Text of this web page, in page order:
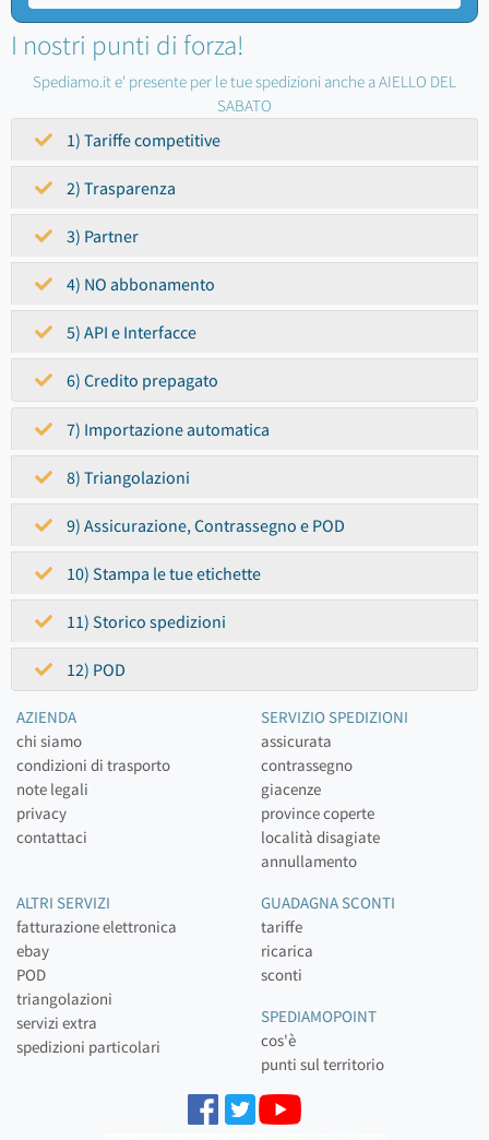
I nostri punti di forza!
Spediamo.it e' presente per le tue spedizioni anche a AIELLO DEL
SABATO
1) Tariffe competitive
2) Trasparenza
3) Partner
4) NO abbonamento
5) API e Interfacce
6) Credito prepagato
7) Importazione automatica
8) Triangolazioni
9) Assicurazione, Contrassegno e POD
10) Stampa le tue etichette
11) Storico spedizioni
12) POD
AZIENDA
chi siamo
condizioni di trasporto
note legali
privacy
contattaci
SERVIZIO SPEDIZIONI
assicurata
contrassegno
giacenze
province coperte
località disagiate
annullamento
ALTRI SERVIZI
fatturazione elettronica
ebay
POD
triangolazioni
servizi extra
spedizioni particolari
GUADAGNA SCONTI
tariffe
ricarica
sconti
SPEDIAMOPOINT
cos'è
punti sul territorio